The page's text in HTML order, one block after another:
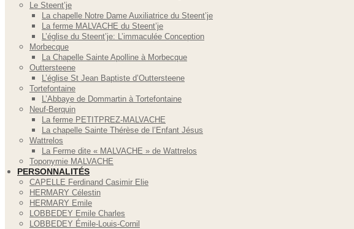
Le Steent’je
La chapelle Notre Dame Auxiliatrice du Steent’je
La ferme MALVACHE du Steent’je
L’église du Steent’je: L’immaculée Conception
Morbecque
La Chapelle Sainte Apolline à Morbecque
Outtersteene
L’église St Jean Baptiste d’Outtersteene
Tortefontaine
L’Abbaye de Dommartin à Tortefontaine
Neuf-Berquin
La ferme PETITPREZ-MALVACHE
La chapelle Sainte Thérèse de l’Enfant Jésus
Wattrelos
La Ferme dite « MALVACHE » de Wattrelos
Toponymie MALVACHE
PERSONNALITÉS
CAPELLE Ferdinand Casimir Elie
HERMARY Célestin
HERMARY Emile
LOBBEDEY Emile Charles
LOBBEDEY Émile-Louis-Cornil